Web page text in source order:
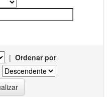
| Ordenar por